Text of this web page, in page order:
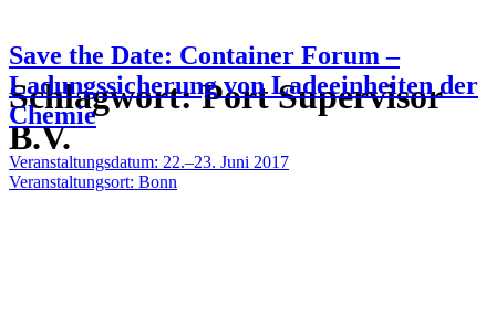
Schlagwort:Port Supervisor
B.V.
Save the Date: Container Forum –
Ladungssicherung von Ladeeinheiten der
Chemie
Veranstaltungsdatum: 22.–23. Juni 2017
Veranstaltungsort: Bonn